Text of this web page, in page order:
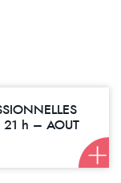
21 h – AOUT